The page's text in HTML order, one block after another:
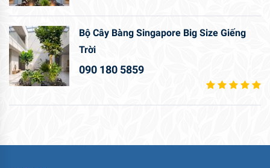
Bộ Cây Bàng Singapore Big Size Giếng
Trời
090 180 5859